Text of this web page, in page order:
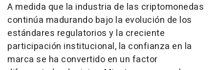
A medida que la industria de las criptomonedas
continúa madurando bajo la evolución de los
estándares regulatorios y la creciente
participación institucional, la confianza en la
marca se ha convertido en un factor